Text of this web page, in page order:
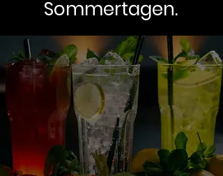
Sommertagen.